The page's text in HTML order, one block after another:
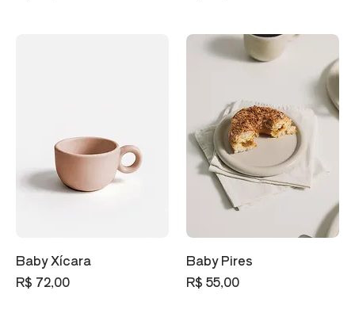
Baby Xícara
Preço
R$ 72,00
Baby Pires
Preço
R$ 55,00